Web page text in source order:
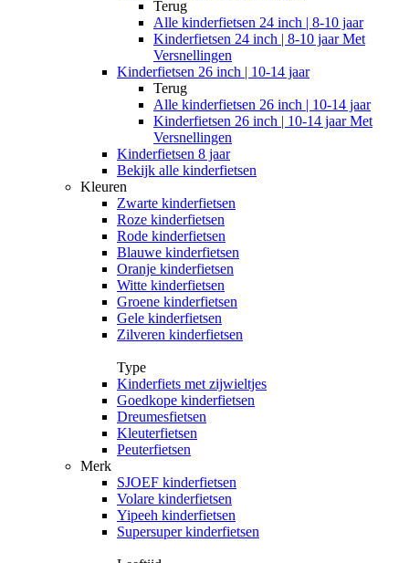
Terug
Alle kinderfietsen 24 inch | 8-10 jaar
Kinderfietsen 24 inch | 8-10 jaar Met
Versnellingen
Kinderfietsen 26 inch | 10-14 jaar
Terug
Alle kinderfietsen 26 inch | 10-14 jaar
Kinderfietsen 26 inch | 10-14 jaar Met
Versnellingen
Kinderfietsen 8 jaar
Bekijk alle kinderfietsen
Kleuren
Zwarte kinderfietsen
Roze kinderfietsen
Rode kinderfietsen
Blauwe kinderfietsen
Oranje kinderfietsen
Witte kinderfietsen
Groene kinderfietsen
Gele kinderfietsen
Zilveren kinderfietsen
Type
Kinderfiets met zijwieltjes
Goedkope kinderfietsen
Dreumesfietsen
Kleuterfietsen
Peuterfietsen
Merk
SJOEF kinderfietsen
Volare kinderfietsen
Yipeeh kinderfietsen
Supersuper kinderfietsen